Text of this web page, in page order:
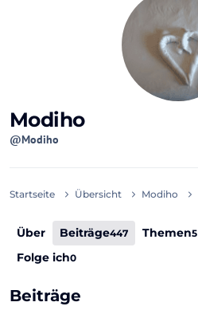
Modiho
@Modiho
Startseite Übersicht Modiho
Über Beiträge447 Themen5
Folge ich0
Beiträge